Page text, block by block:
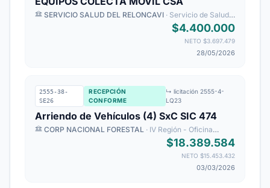
SERVICIO SALUD DEL RELONCAVI · Servicio de Salud
$4.400.000
NETO $3.697.479
28/05/2026
2555-38-
SE26
RECEPCIÓN
CONFORME
↳ licitación 2555-4-
LQ23
Arriendo de Vehículos (4) SxC SIC 474
CORP NACIONAL FORESTAL · IV Región - Oficina
$18.389.584
NETO $15.453.432
03/03/2026